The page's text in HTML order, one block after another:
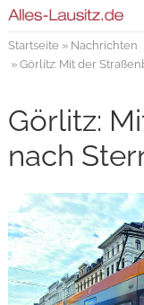
Verlag
Kontakt
Impressum
Startseite» Nachrichten
» Görlitz: Mit der
Görlitz:
nach